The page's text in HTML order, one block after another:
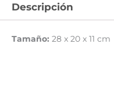
Descripción
Tamaño: 28 x 20 x 11 cm